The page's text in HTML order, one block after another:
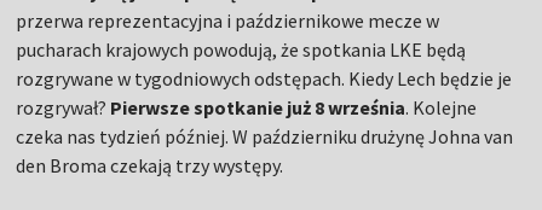
przerwa reprezentacyjna i październikowe mecze w
pucharach krajowych powodują, że spotkania LKE będą
rozgrywane w tygodniowych odstępach. Kiedy Lech będzie je
rozgrywał? Pierwsze spotkanie już 8 września. Kolejne
czeka nas tydzień później. W październiku drużynę Johna van
den Broma czekają trzy występy.